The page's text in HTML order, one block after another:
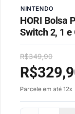
NINTENDO
HORI Bolsa
Switch 2, 1 e
R$349,90
R$
Parcele em até 12x